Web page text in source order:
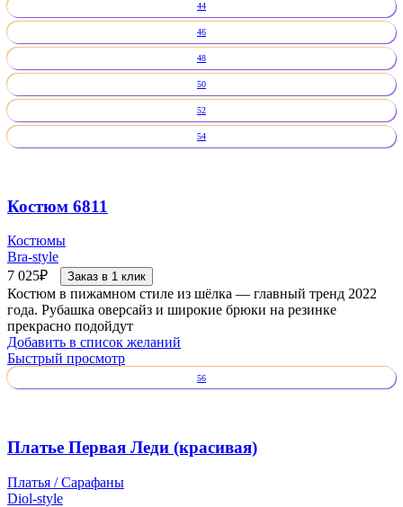
44
46
48
50
52
54
Костюм 6811
Костюмы
Bra-style
7 025₽ Заказ в 1 клик
Костюм в пижамном стиле из шёлка — главный тренд 2022
года. Рубашка оверсайз и широкие брюки на резинке
прекрасно подойдут
Добавить в список желаний
Быстрый просмотр
56
Платье Первая Леди (красивая)
Платья / Сарафаны
Diol-style